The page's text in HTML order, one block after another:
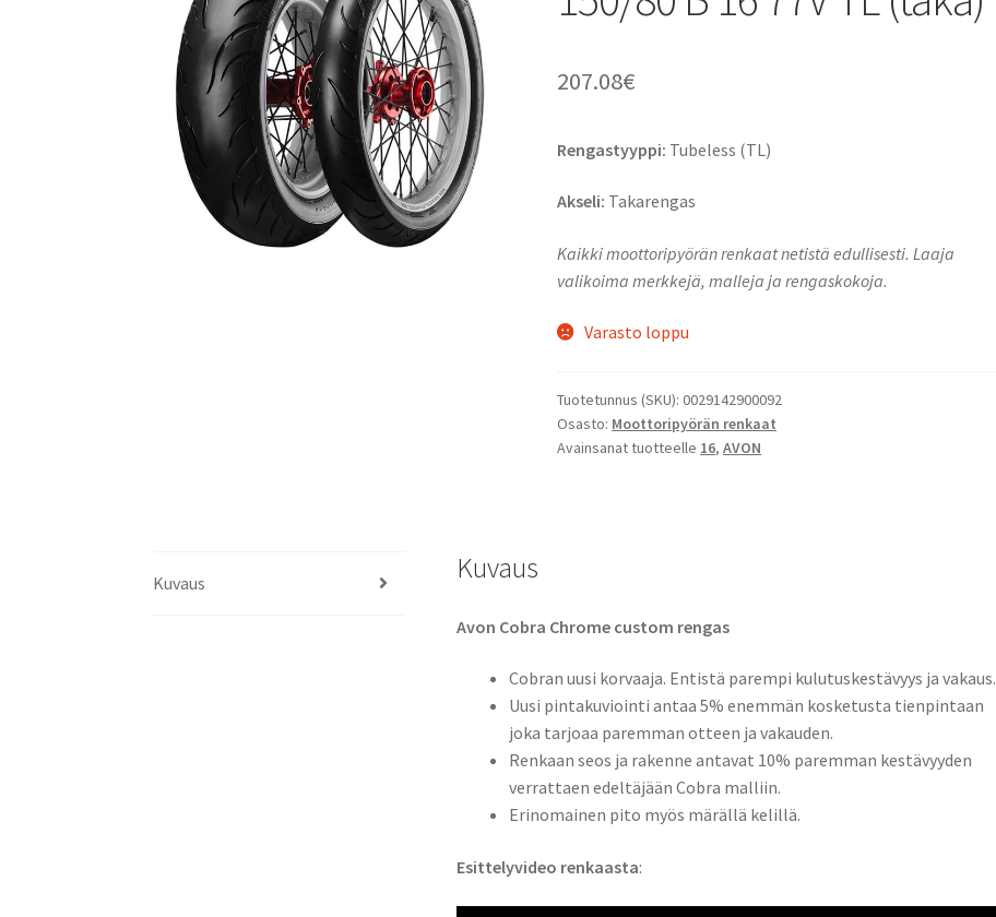
207.08€
Rengastyyppi: Tubeless (TL)
Akseli: Takarengas
Kaikki moottoripyörän renkaat netistä edullisesti. Laaja
valikoima merkkejä, malleja ja rengaskokoja.
Varasto loppu
Tuotetunnus (SKU):0029142900092
Osasto: Moottoripyörän renkaat
Avainsanat tuotteelle 16,AVON
Kuvaus Kuvaus
Avon Cobra Chrome custom rengas
Cobran uusi korvaaja. Entistä parempi kulutuskestävyys ja vakaus.
Uusi pintakuviointi antaa 5% enemmän kosketusta tienpintaan
joka tarjoaa paremman otteen ja vakauden.
Renkaan seos ja rakenne antavat 10% paremman kestävyyden
verrattaen edeltäjään Cobra malliin.
Erinomainen pito myös märällä kelillä.
Esittelyvideo renkaasta: